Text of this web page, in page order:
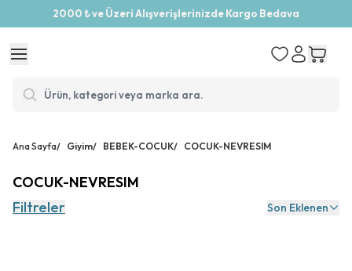
2000 ₺ ve Üzeri Alışverişlerinizde Kargo Bedava
Ana Sayfa/ Giyim/ BEBEK-COCUK/ COCUK-NEVRESIM
COCUK-NEVRESIM
Filtreler
Son Eklenen